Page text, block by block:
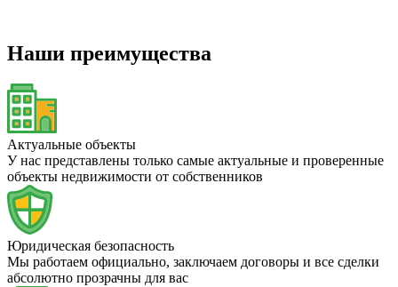
Наши преимущества
Актуальные объекты
У нас представлены только самые актуальные и проверенные
объекты недвижимости от собственников
Юридическая безопасность
Мы работаем официально, заключаем договоры и все сделки
абсолютно прозрачны для вас